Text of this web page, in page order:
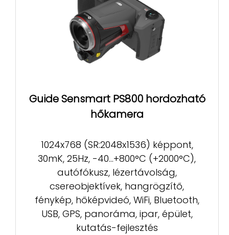
Guide Sensmart PS800 hordozható
hőkamera
1024x768 (SR:2048x1536) képpont,
30mK, 25Hz, -40...+800°C (+2000°C),
autófókusz, lézertávolság,
csereobjektívek, hangrögzítő,
fénykép, hőképvideó, WiFi, Bluetooth,
USB, GPS, panoráma, ipar, épület,
kutatás-fejlesztés